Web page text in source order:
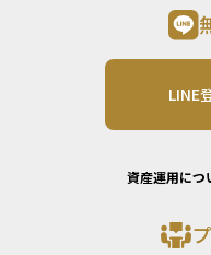
LINE
資産運用につ